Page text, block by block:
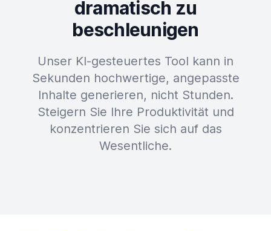
dramatisch zu
beschleunigen
Unser KI-gesteuertes Tool kann in
Sekunden hochwertige, angepasste
Inhalte generieren, nicht Stunden.
Steigern Sie Ihre Produktivität und
konzentrieren Sie sich auf das
Wesentliche.